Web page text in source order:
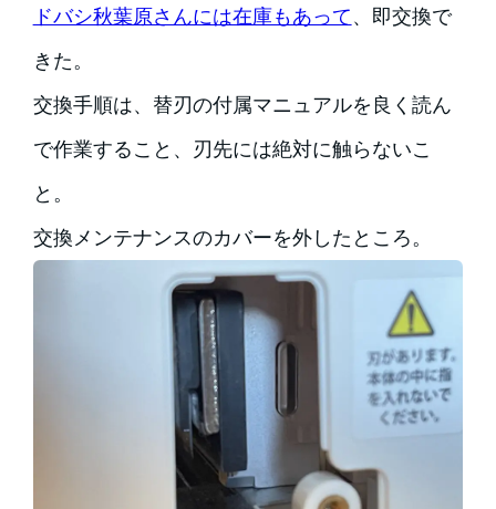
ドバシ秋葉原さんには在庫もあって、即交換で
きた。
交換手順は、替刃の付属マニュアルを良く読ん
で作業すること、刃先には絶対に触らないこ
と。
交換メンテナンスのカバーを外したところ。